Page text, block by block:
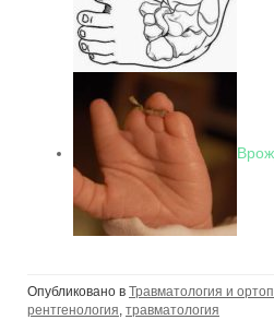
Опубликовано в Травматология и
рентгенология, травматология